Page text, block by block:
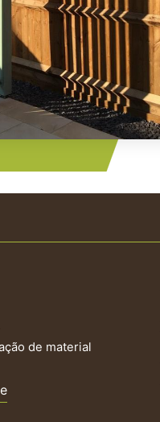
de material